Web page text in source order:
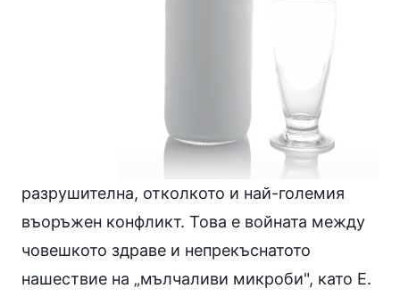
разрушителна, отколкото и най-големия
въоръжен конфликт. Това е войната между
човешкото здраве и непрекъснатото
нашествие на „мълчаливи микроби", като E.